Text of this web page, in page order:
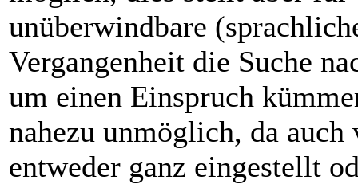
unüberwindbare
Vergangenheit die Suche
um einen Einspruch
nahezu unmöglich, da
entweder ganz eingestellt